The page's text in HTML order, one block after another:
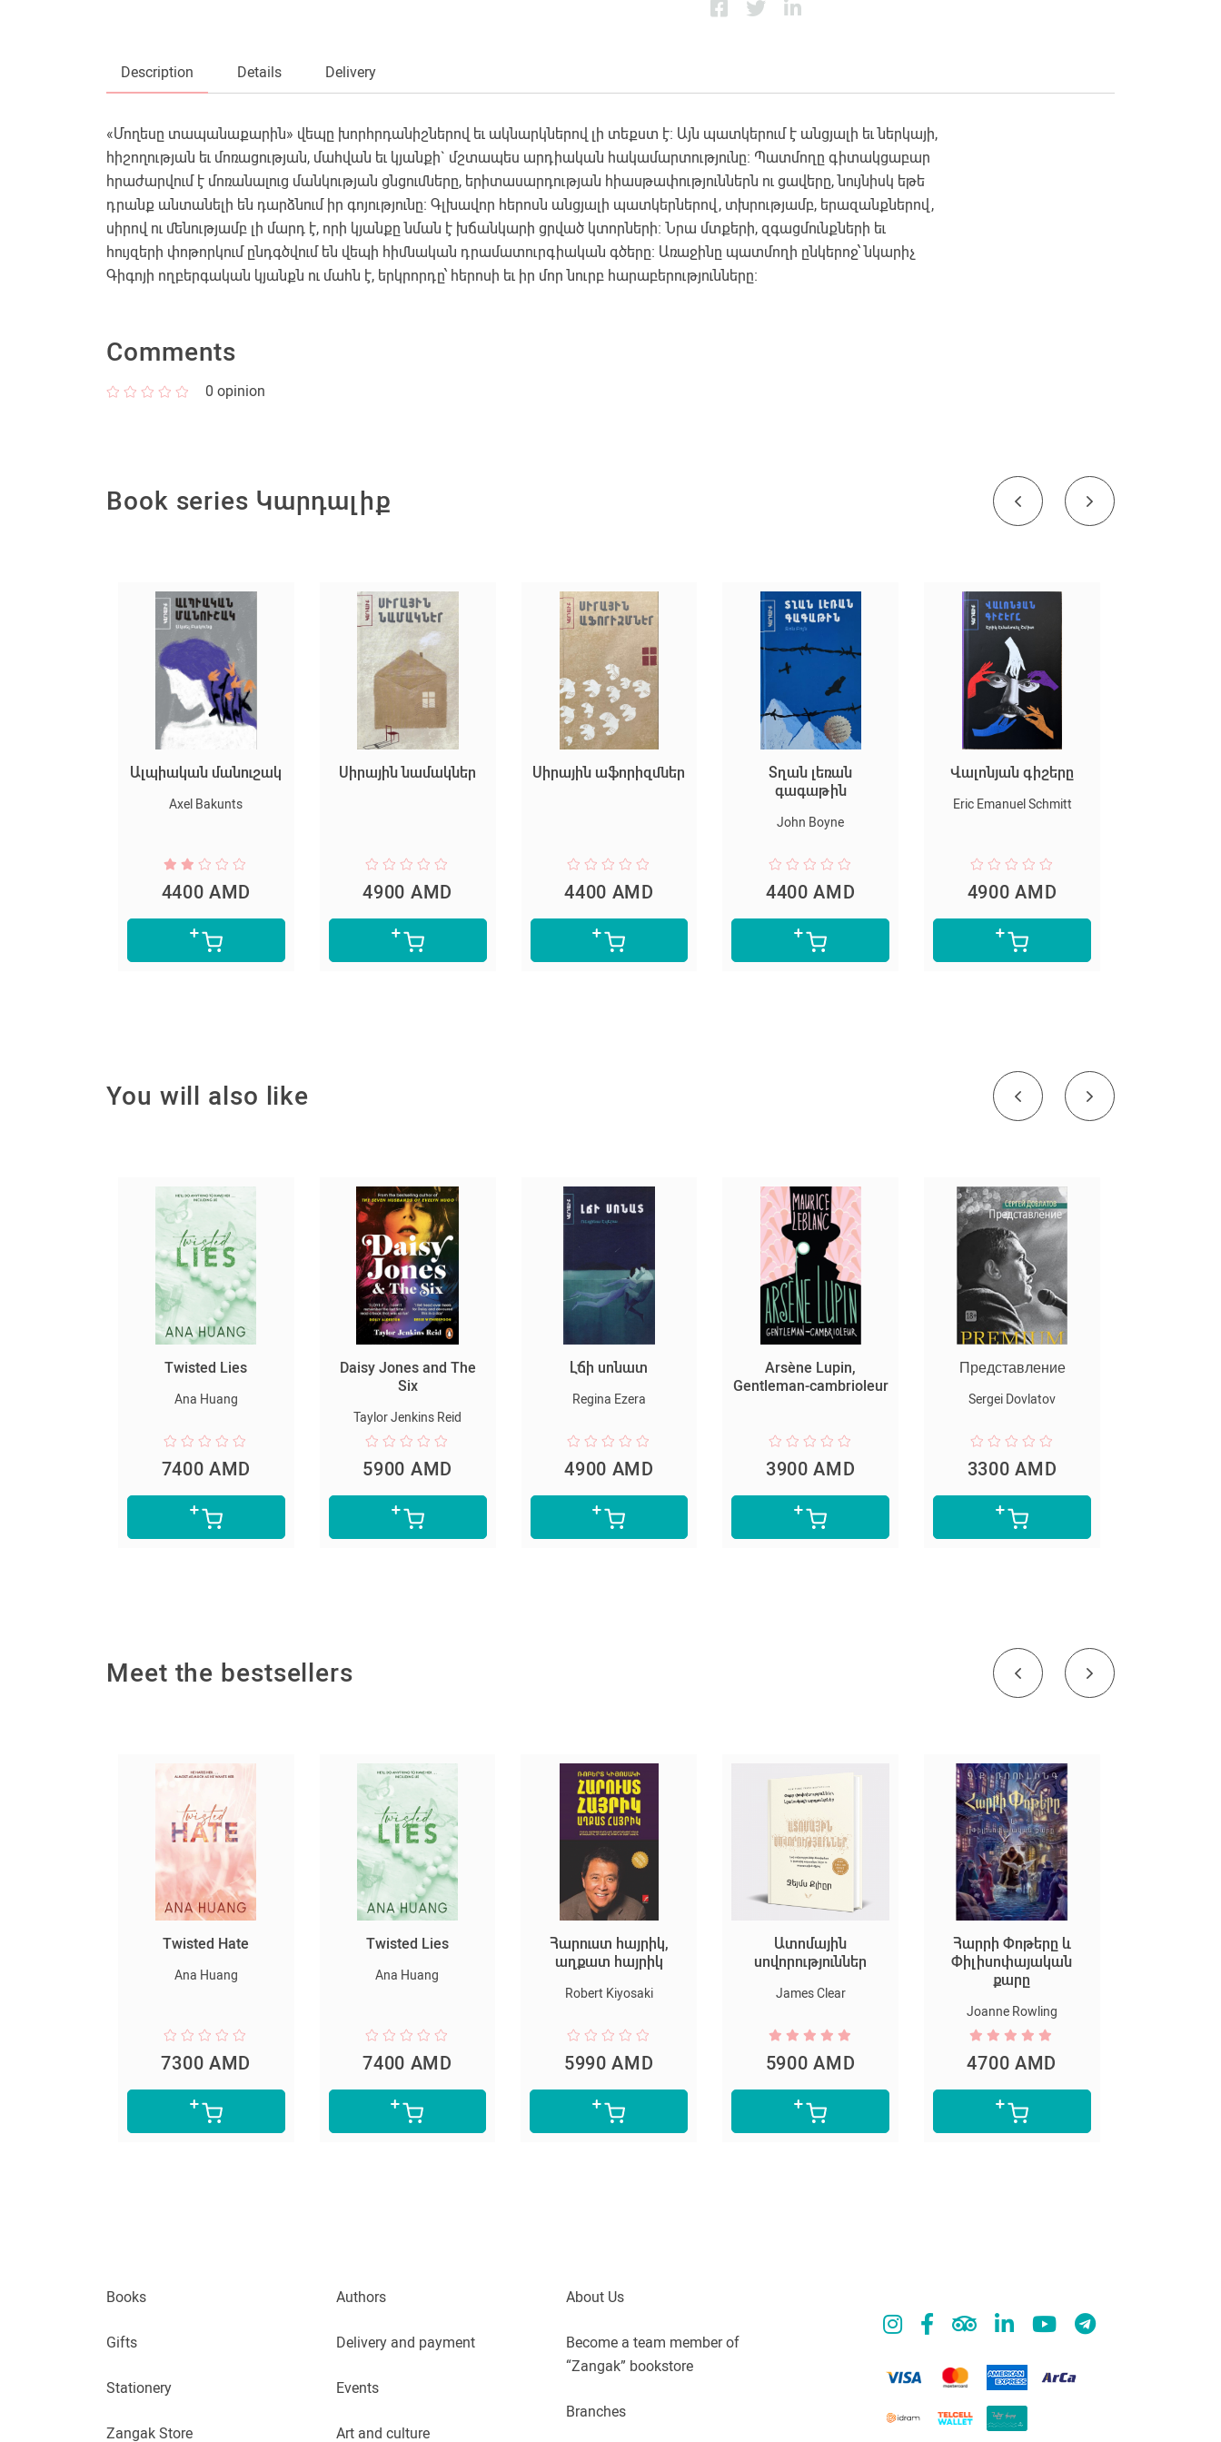
Description Details Delivery
«Մողեսը տապանաքարին» վեպը խորհրդանիշներով եւ ակնարկներով լի տեքստ է։ Այն պատկերում է անցյալի եւ ներկայի,
հիշողության եւ մոռացության, մահվան եւ կյանքի` մշտապես արդիական հակամարտությունը։ Պատմողը գիտակցաբար
հրաժարվում է մոռանալուց մանկության ցնցումները, երիտասարդության հիասթափություններն ու ցավերը, նույնիսկ եթե
դրանք անտանելի են դարձնում իր գոյությունը։ Գլխավոր հերոսն անցյալի պատկերներով, տխրությամբ, երազանքներով,
սիրով ու մենությամբ լի մարդ է, որի կյանքը նման է խճանկարի ցրված կտորների։ Նրա մտքերի, զգացմունքների եւ
հույզերի փոթորկում ընդգծվում են վեպի հիմնական դրամատուրգիական գծերը։ Առաջինը պատմողի ընկերոջ՝ նկարիչ
Գիգոյի ողբերգական կյանքն ու մահն է, երկրորդը՝ հերոսի եւ իր մոր նուրբ հարաբերությունները։
Comments
0 opinion
Book series Կարդալիք
Սիրային նամակներ
4900 AMD
Սիրային աֆորիզմներ
4400 AMD
Տղան լեռան
4400 AMD
Վալոնյան գիշերը
4900 AMD
Զուլալի
Narine Abgaryan
4900 AMD
You will also like
Daisy Jones and The
5900 AMD
Լճի սոնատ
4900 AMD
Arsène Lupin,
3900 AMD
Представление
3300 AMD
The Joke
Milan Kundera
6400 AMD
Meet the bestsellers
Twisted Lies
7400 AMD
Հարուստ հայրիկ,
5990 AMD
Ատոմային
սովորություններ
James Clear
5900 AMD
Հարրի Փոթերը և
Փիլիսոփայական
4700 AMD
Եկեք ստեղծենք մեծ
արվեստ
5300 AMD
Books
Gifts
Stationery
Zangak Store
Authors
Delivery and payment
Events
Art and culture
About Us
Become a team member of
“Zangak” bookstore
Branches